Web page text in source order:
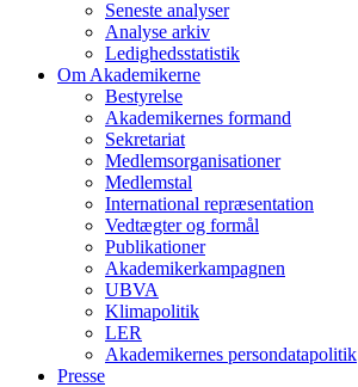
Seneste analyser
Analyse arkiv
Ledighedsstatistik
Om Akademikerne
Bestyrelse
Akademikernes formand
Sekretariat
Medlemsorganisationer
Medlemstal
International repræsentation
Vedtægter og formål
Publikationer
Akademikerkampagnen
UBVA
Klimapolitik
LER
Akademikernes persondatapolitik
Presse